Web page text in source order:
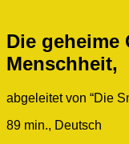
Die geheime
Menschheit,
abgeleitet von “Die
89 min., Deutsch